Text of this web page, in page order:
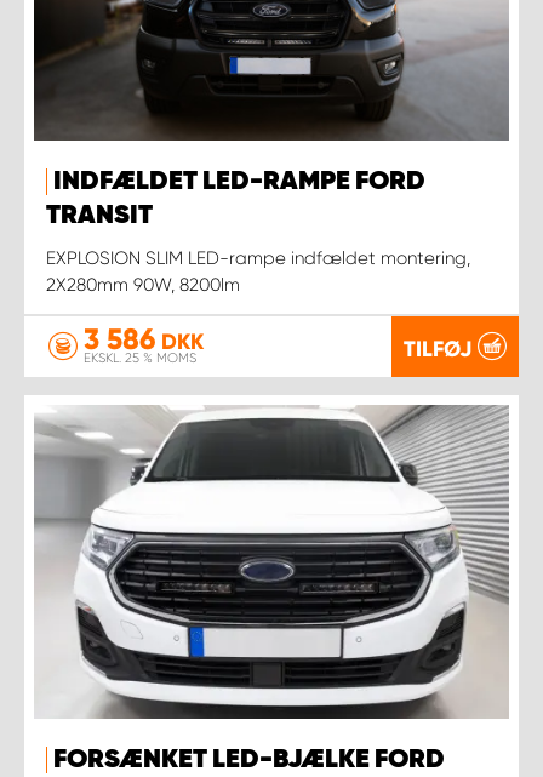
INDFÆLDET LED-RAMPE FORD
TRANSIT
EXPLOSION SLIM LED-rampe indfældet montering,
2X280mm 90W, 8200lm
3 586 DKK
EKSKL. 25 % MOMS TILFØJ
FORSÆNKET LED-BJÆLKE FORD